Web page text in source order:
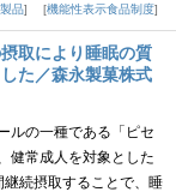
品 機能性表示食品制度
取により睡眠の質
た／森永製菓株式
ルの一種である「ピセ
健常成人を対象とした
続摂取することで、睡